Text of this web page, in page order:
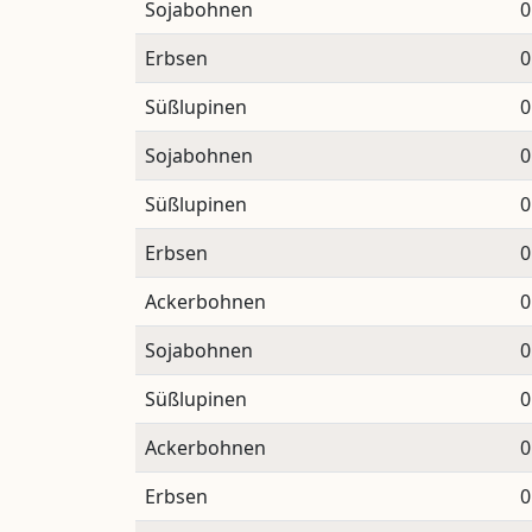
Sojabohnen
Erbsen
Süßlupinen
Sojabohnen
Süßlupinen
Erbsen
Ackerbohnen
Sojabohnen
Süßlupinen
Ackerbohnen
Erbsen